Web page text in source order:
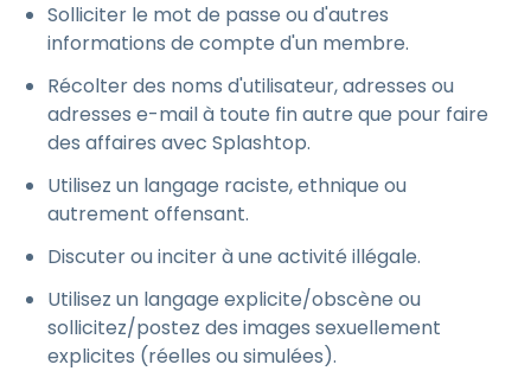
Solliciter le mot de passe ou d'autres
informations de compte d'un membre.
Récolter des noms d'utilisateur, adresses ou
adresses e-mail à toute fin autre que pour faire
des affaires avec Splashtop.
Utilisez un langage raciste, ethnique ou
autrement offensant.
Discuter ou inciter à une activité illégale.
Utilisez un langage explicite/obscène ou
sollicitez/postez des images sexuellement
explicites (réelles ou simulées).